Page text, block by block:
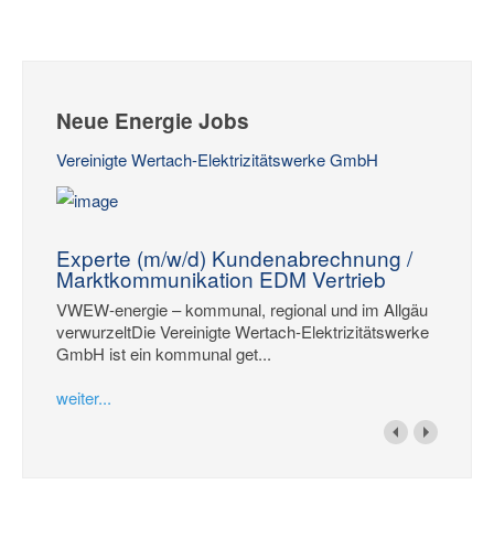
Neue Energie Jobs
Vereinigte Wertach-Elektrizitätswerke GmbH
Experte (m/w/d) Kundenabrechnung /
Marktkommunikation EDM Vertrieb
VWEW-energie – kommunal, regional und im Allgäu
verwurzeltDie Vereinigte Wertach-Elektrizitätswerke
GmbH ist ein kommunal get...
weiter...